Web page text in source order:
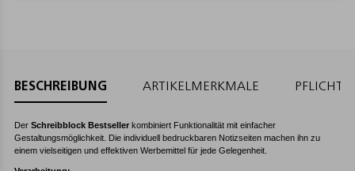
BESCHREIBUNG ARTIKELMERKMALE
Der Schreibblock Bestseller kombiniert Funktionalität mit einfacher
Gestaltungsmöglichkeit. Die individuell bedruckbaren Notizseiten machen ihn zu
einem vielseitigen und effektiven Werbemittel für jede Gelegenheit.